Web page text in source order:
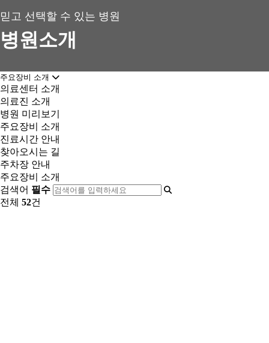
믿고 선택할 수 있는 병원
병원소개
주요장비 소개
의료센터 소개
의료진 소개
병원 미리보기
주요장비 소개
진료시간 안내
찾아오시는 길
주차장 안내
주요장비 소개
검색어 필수
전체 52건